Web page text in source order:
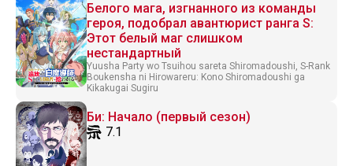
Белого мага, изгнанного из команды
героя, подобрал авантюрист ранга S:
Этот белый маг слишком
нестандартный
Yuusha Party wo Tsuihou sareta Shiromadoushi, S-Rank
Boukensha ni Hirowareru: Kono Shiromadoushi ga
Kikakugai Sugiru
Би: Начало (первый сезон)
7.1